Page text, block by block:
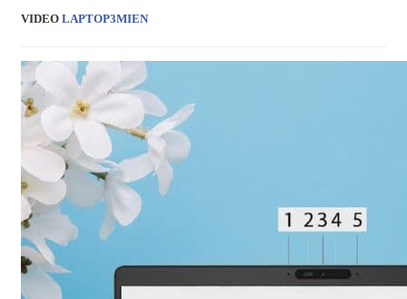
VIDEO LAPTOP3MIEN